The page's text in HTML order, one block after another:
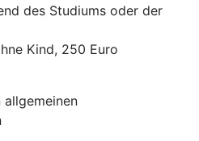
des Studiums oder der
Kind, 250 Euro
allgemeinen